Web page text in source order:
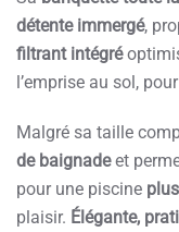
détente immergé,
filtrant intégré
l’emprise au sol,
Malgré sa taille
de baignadeet
pour une piscine
plaisir. Élégante,